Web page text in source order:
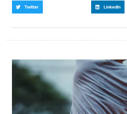
Twitter LinkedIn